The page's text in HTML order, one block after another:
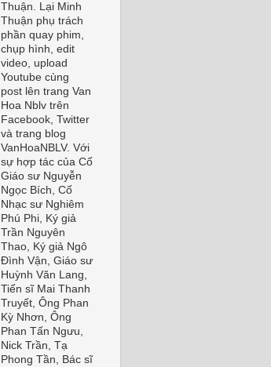
Thuận. Lại Minh
Thuận phụ trách
phần quay phim,
chụp hình, edit
video, upload
Youtube cùng
post lên trang Van
Hoa Nblv trên
Facebook, Twitter
và trang blog
VanHoaNBLV. Với
sự hợp tác của Cố
Giáo sư Nguyễn
Ngọc Bích, Cố
Nhạc sư Nghiêm
Phú Phi, Ký giả
Trần Nguyên
Thao, Ký giả Ngô
Đình Vận, Giáo sư
Huỳnh Văn Lang,
Tiến sĩ Mai Thanh
Truyết, Ông Phan
Kỳ Nhơn, Ông
Phan Tấn Ngưu,
Nick Trần, Tạ
Phong Tần, Bác sĩ